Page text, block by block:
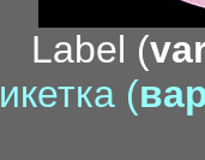
Label (
(